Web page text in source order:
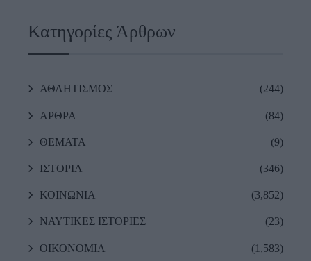
Κατηγορίες Άρθρων
ΑΘΛΗΤΙΣΜΟΣ (244)
ΑΡΘΡΑ (84)
ΘΕΜΑΤΑ (9)
ΙΣΤΟΡΙΑ (346)
ΚΟΙΝΩΝΙΑ (3,852)
ΝΑΥΤΙΚΕΣ ΙΣΤΟΡΙΕΣ (23)
ΟΙΚΟΝΟΜΙΑ (1,583)